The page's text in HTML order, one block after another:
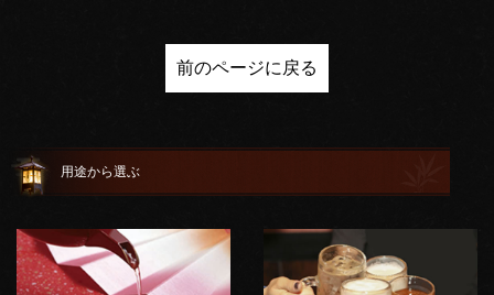
前のページに戻る
用途から選ぶ